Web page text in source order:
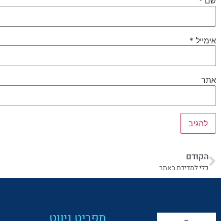
אימייל *
אתר
הקודם
כלי למדידת באתר